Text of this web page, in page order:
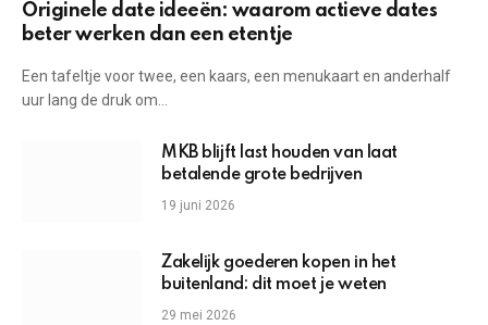
Originele date ideeën: waarom actieve dates
beter werken dan een etentje
Een tafeltje voor twee, een kaars, een menukaart en anderhalf
uur lang de druk om…
MKB blijft last houden van laat
betalende grote bedrijven
19 juni 2026
Zakelijk goederen kopen in het
buitenland: dit moet je weten
29 mei 2026